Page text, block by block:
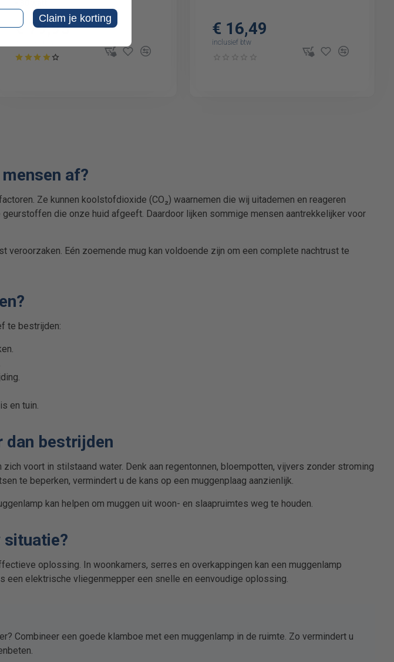
€ 79,95 € 16,49
inclusief btw
af?
Ze kunnen koolstofdioxide (CO₂) waarnemen die wij uitademen en reageren
die onze huid afgeeft. Daardoor lijken sommige mensen aantrekkelijker voor
veroorzaken. Eén zoemende mug kan voldoende zijn om een complete nachtrust te
te bestrijden:
en tuin.
dan bestrijden
voort in stilstaand water. Denk aan regentonnen, bloempotten, vijvers zonder stroming
te beperken, vermindert u de kans op een muggenplaag aanzienlijk.
kan helpen om muggen uit woon- en slaapruimtes weg te houden.
situatie?
oplossing. In woonkamers, serres en overkappingen kan een muggenlamp
een elektrische vliegenmepper een snelle en eenvoudige oplossing.
Combineer een goede klamboe met een muggenlamp in de ruimte. Zo vermindert u
Claim je korting